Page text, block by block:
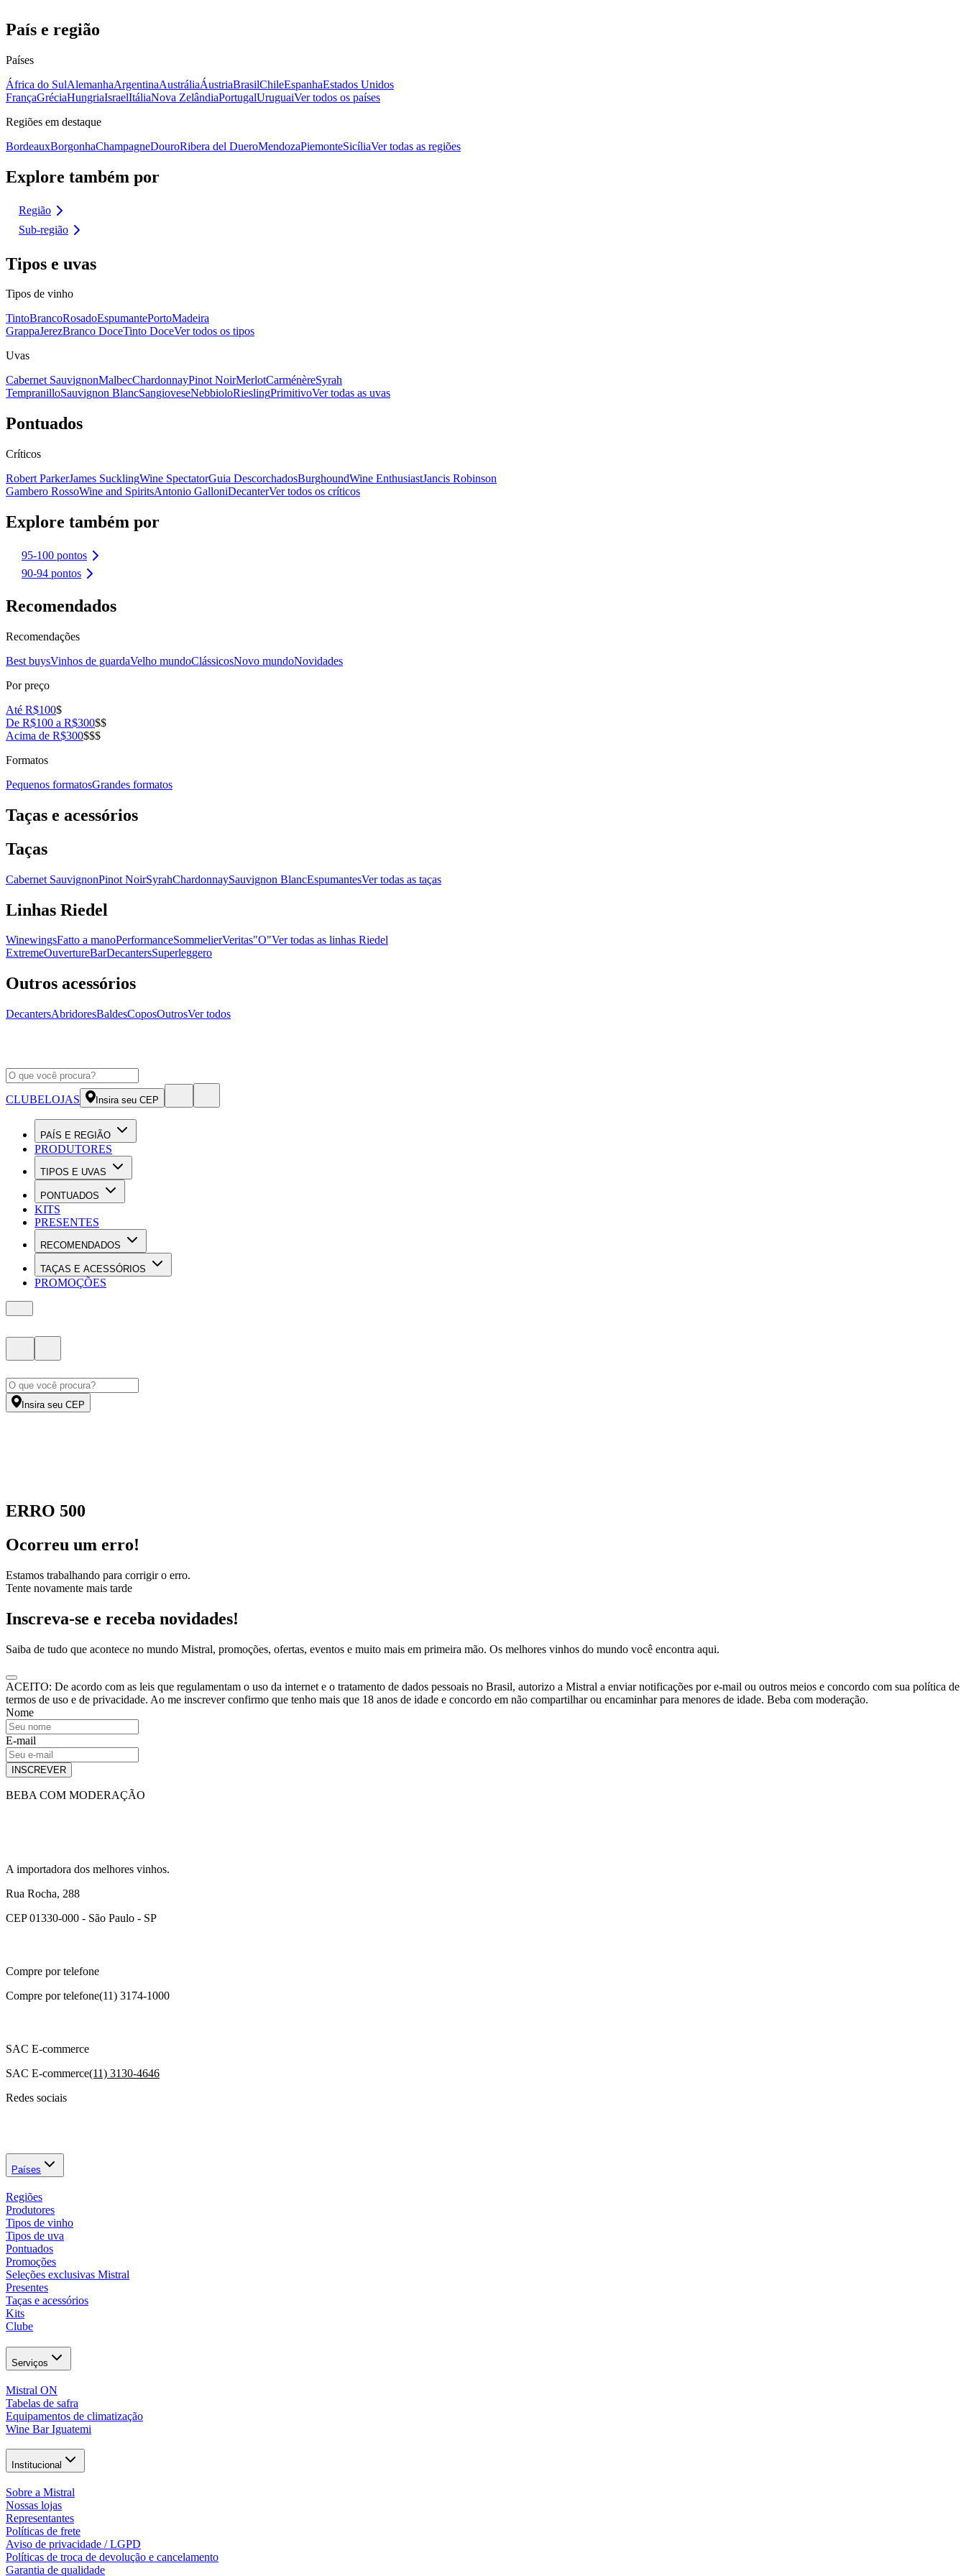
País e região
Países
África do SulAlemanhaArgentinaAustráliaÁustriaBrasilChileEspanhaEstados Unidos
FrançaGréciaHungriaIsraelItáliaNova ZelândiaPortugalUruguaiVer todos os países
Regiões em destaque
BordeauxBorgonhaChampagneDouroRibera del DueroMendozaPiemonteSicíliaVer todas as regiões
Explore também por
Região
Sub-região
Tipos e uvas
Tipos de vinho
TintoBrancoRosadoEspumantePortoMadeira
GrappaJerezBranco DoceTinto DoceVer todos os tipos
Uvas
Cabernet SauvignonMalbecChardonnayPinot NoirMerlotCarménèreSyrah
TempranilloSauvignon BlancSangioveseNebbioloRieslingPrimitivoVer todas as uvas
Pontuados
Críticos
Robert ParkerJames SucklingWine SpectatorGuia DescorchadosBurghoundWine EnthusiastJancis Robinson
Gambero RossoWine and SpiritsAntonio GalloniDecanterVer todos os críticos
Explore também por
95-100 pontos
90-94 pontos
Recomendados
Recomendações
Best buysVinhos de guardaVelho mundoClássicosNovo mundoNovidades
Por preço
Até R$100$
De R$100 a R$300$$
Acima de R$300$$$
Formatos
Pequenos formatosGrandes formatos
Taças e acessórios
Taças
Cabernet SauvignonPinot NoirSyrahChardonnaySauvignon BlancEspumantesVer todas as taças
Linhas Riedel
WinewingsFatto a manoPerformanceSommelierVeritas"O"Ver todas as linhas Riedel
ExtremeOuvertureBarDecantersSuperleggero
Outros acessórios
DecantersAbridoresBaldesCoposOutrosVer todos
CLUBELOJAS Insira seu CEP
PAÍS E REGIÃO
PRODUTORES
TIPOS E UVAS
PONTUADOS
KITS
PRESENTES
RECOMENDADOS
TAÇAS E ACESSÓRIOS
PROMOÇÕES
Insira seu CEP
ERRO 500
Ocorreu um erro!
Estamos trabalhando para corrigir o erro.
Tente novamente mais tarde
Inscreva-se e receba novidades!
Saiba de tudo que acontece no mundo Mistral, promoções, ofertas, eventos e muito mais em primeira mão. Os melhores vinhos do mundo você encontra aqui.
ACEITO: De acordo com as leis que regulamentam o uso da internet e o tratamento de dados pessoais no Brasil, autorizo a Mistral a enviar notificações por e-mail ou outros meios e concordo com sua política de
termos de uso e de privacidade. Ao me inscrever confirmo que tenho mais que 18 anos de idade e concordo em não compartilhar ou encaminhar para menores de idade. Beba com moderação.
Nome
E-mail
INSCREVER
BEBA COM MODERAÇÃO
A importadora dos melhores vinhos.
Rua Rocha, 288
CEP 01330-000 - São Paulo - SP
Compre por telefone
Compre por telefone(11) 3174-1000
SAC E-commerce
SAC E-commerce(11) 3130-4646
Redes sociais
Países
Regiões
Produtores
Tipos de vinho
Tipos de uva
Pontuados
Promoções
Seleções exclusivas Mistral
Presentes
Taças e acessórios
Kits
Clube
Serviços
Mistral ON
Tabelas de safra
Equipamentos de climatização
Wine Bar Iguatemi
Institucional
Sobre a Mistral
Nossas lojas
Representantes
Políticas de frete
Aviso de privacidade / LGPD
Políticas de troca de devolução e cancelamento
Garantia de qualidade